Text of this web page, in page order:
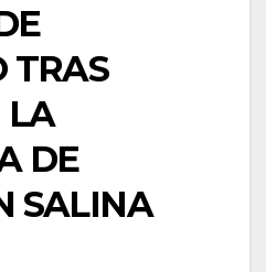
TRAS
LA
DE
SALINA